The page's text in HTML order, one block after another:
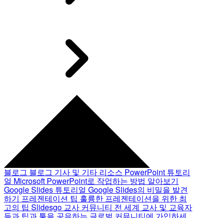
블로그 블로그 기사 및 기타 리소스 PowerPoint 튜토리
얼 Microsoft PowerPoint로 작업하는 방법 알아보기
Google Slides 튜토리얼 Google Slides의 비밀을 발견
하기 프레젠테이션 팁 훌륭한 프레젠테이션을 위한 최
고의 팁 Slidesgo 교사 커뮤니티 전 세계 교사 및 교육자